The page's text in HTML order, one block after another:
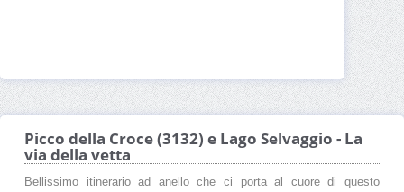
Picco della Croce (3132) e Lago Selvaggio - La
via della vetta
Bellissimo itinerario ad anello che ci porta al cuore di questo